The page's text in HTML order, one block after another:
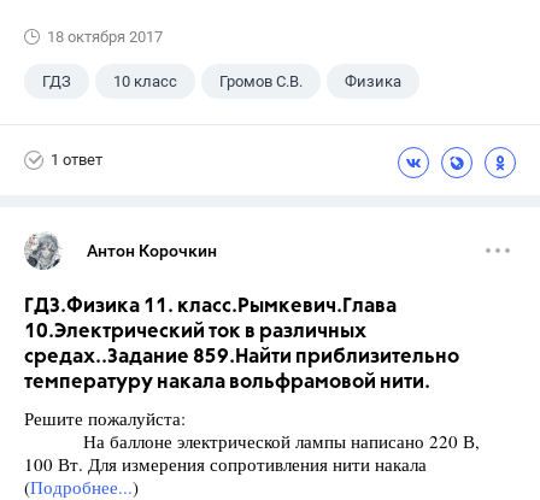
18 октября 2017
ГДЗ 10 класс Громов С.В. Физика
1 ответ
Антон Корочкин
ГДЗ.Физика 11. класс.Рымкевич.Глава
10.Электрический ток в различных
средах..Задание 859.Найти приблизительно
температуру накала вольфрамовой нити.
Решите пожалуйста:
На баллоне электрической лампы написано 220 В,
100 Вт. Для измерения сопротивления нити накала
(Подробнее...)